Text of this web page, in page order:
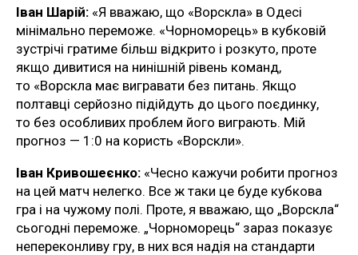
Іван Шарій: «Я вважаю, що «Ворскла» в Одесі
мінімально переможе. «Чорноморець» в кубковій
зустрічі гратиме більш відкрито і розкуто, проте
якщо дивитися на нинішній рівень команд,
то «Ворскла має вигравати без питань. Якщо
полтавці серйозно підійдуть до цього поєдинку,
то без особливих проблем його виграють. Мій
прогноз — 1:0 на користь «Ворскли».
Іван Кривошеєнко: «Чесно кажучи робити прогноз
на цей матч нелегко. Все ж таки це буде кубкова
гра і на чужому полі. Проте, я вважаю, що „Ворскла“
сьогодні переможе. „Чорноморець“ зараз показує
непереконливу гру, в них вся надія на стандарти